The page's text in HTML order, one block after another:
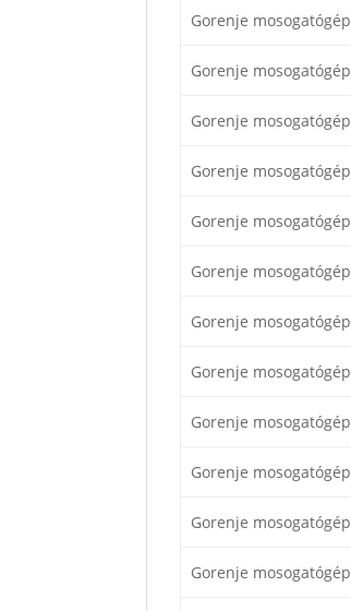
Gorenje mosogatógép
Gorenje mosogatógép
Gorenje mosogatógép
Gorenje mosogatógép
Gorenje mosogatógép
Gorenje mosogatógép
Gorenje mosogatógép
Gorenje mosogatógép
Gorenje mosogatógép
Gorenje mosogatógép
Gorenje mosogatógép
Gorenje mosogatógép